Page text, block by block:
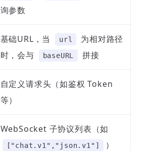
询参数
基础URL，当 url
为相对路径
时，会与
baseURL 拼接
自定义请求头（如鉴权 Token
等）
WebSocket 子协议列表（如
["chat.v1","json.v1"] ）